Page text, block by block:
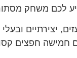
לכם משחק
יצירתיים
חמישה חפצים